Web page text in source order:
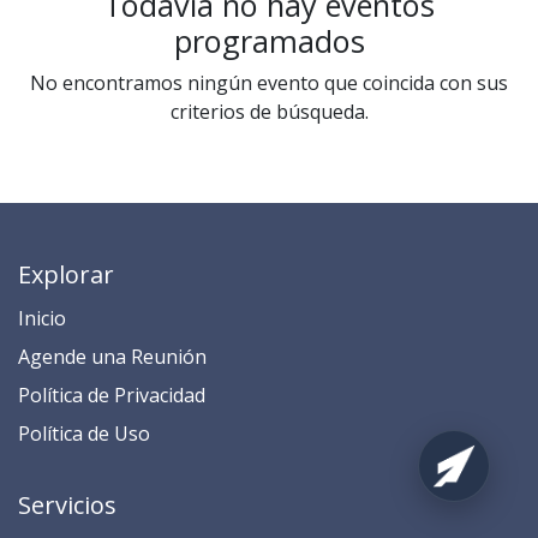
programados
No encontramos ningún evento que coincida con sus
criterios de búsqueda.
Explorar
Inicio
​​​​​​​​​​​​​​​​​​​​​​​​​​​​A​gend​e ​u​na​ Reunión​
​​​​​​P​o​l​ítica de Privacidad
​​​​​​​​​​​P​o​l​í​t​ic​a​ d​e ​U​so​
Servicios